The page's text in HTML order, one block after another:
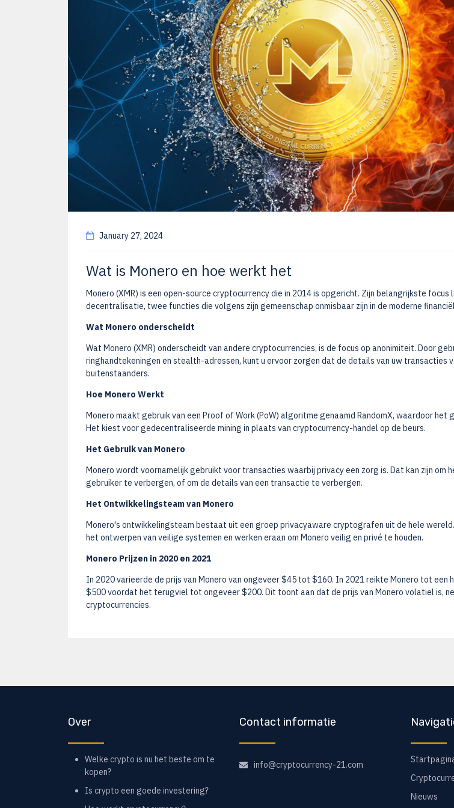
January 27, 2024
Wat is Monero en hoe werkt het
Monero (XMR) is een open-source cryptocurrency die in 2014 is opgericht. Zijn belangrijkste focus
decentralisatie, twee functies die volgens zijn gemeenschap onmisbaar zijn in de moderne
Wat Monero onderscheidt
Wat Monero (XMR) onderscheidt van andere cryptocurrencies, is de focus op anonimiteit. Door
ringhandtekeningen en stealth-adressen, kunt u ervoor zorgen dat de details van uw transacties
buitenstaanders.
Hoe Monero Werkt
Monero maakt gebruik van een Proof of Work (PoW) algoritme genaamd RandomX, waardoor
Het kiest voor gedecentraliseerde mining in plaats van cryptocurrency-handel op de beurs.
Het Gebruik van Monero
Monero wordt voornamelijk gebruikt voor transacties waarbij privacy een zorg is. Dat kan zijn om
gebruiker te verbergen, of om de details van een transactie te verbergen.
Het Ontwikkelingsteam van Monero
Monero's ontwikkelingsteam bestaat uit een groep privacyaware cryptografen uit de hele
het ontwerpen van veilige systemen en werken eraan om Monero veilig en privé te houden.
Monero Prijzen in 2020 en 2021
In 2020 varieerde de prijs van Monero van ongeveer $45 tot $160. In 2021 reikte Monero tot een
$500 voordat het terugviel tot ongeveer $200. Dit toont aan dat de prijs van Monero volatiel is,
cryptocurrencies.
Over
Welke crypto is nu het beste om te
kopen?
Is crypto een goede investering?
Contact informatie
info@cryptocurrency-21.com
Nieuws